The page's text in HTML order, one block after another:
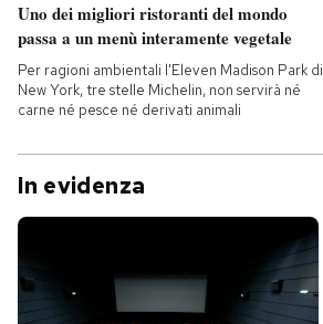
Uno dei migliori ristoranti del mondo
passa a un menù interamente vegetale
Per ragioni ambientali l'Eleven Madison Park di
New York, tre stelle Michelin, non servirà né
carne né pesce né derivati animali
In evidenza